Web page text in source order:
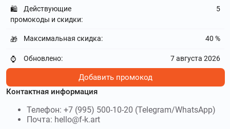
🛍️
Действующие
промокоды и скидки:
5
🎁 Максимальная скидка: 40 %
⌚ Обновлено: 7 августа 2026
Добавить промокод
Контактная информация
Телефон: +7 (995) 500-10-20 (Telegram/WhatsApp)
Почта: hello@f-k.art